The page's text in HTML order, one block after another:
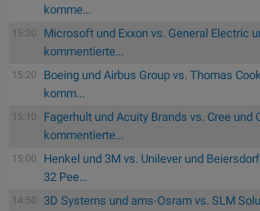
komme...
15:30
Microsoft und Exxon vs. General Electric
kommentierte...
15:20
Boeing und Airbus Group vs. Thomas
komm...
15:10
Fagerhult und Acuity Brands vs. Cree und
kommentierte...
15:00
Henkel und 3M vs. Unilever und
32 Pee...
14:50
3D Systems und ams-Osram vs. SLM